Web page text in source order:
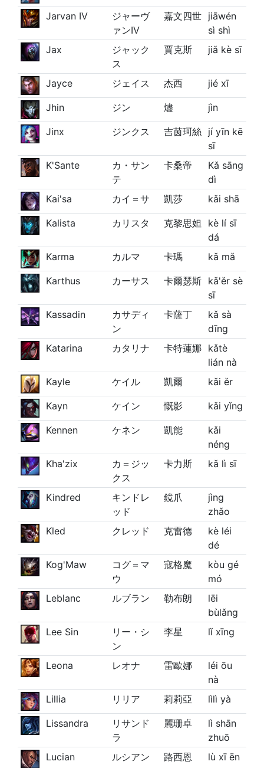
Jarvan IV
ジャーヴ
ァンIV
嘉文四世
jiāwén
sì shì
Jax
ジャック
ス
賈克斯 jiǎ kè sī
Jayce ジェイス 杰西 jié xī
Jhin ジン 燼 jìn
Jinx ジンクス 吉茵珂絲
jí yīn kē
sī
K'Sante
カ・サン
テ
卡桑帝
Kǎ sāng
dì
Kai'sa
カイ＝サ 凱莎 kǎi shā
Kalista カリスタ 克黎思妲
kè lí sī
dá
Karma
カルマ 卡瑪 kǎ mǎ
Karthus カーサス 卡爾瑟斯
kǎ'ěr sè
sī
Kassadin
カサディ
ン
卡薩丁
kǎ sà
dīng
Katarina
カタリナ 卡特蓮娜
kǎtè
lián nà
Kayle
ケイル 凱爾 kǎi ěr
Kayn ケイン 慨影 kǎi yǐng
Kennen ケネン 凱能
kǎi
néng
Kha'zix
カ＝ジッ
クス
卡力斯 kǎ lì sī
Kindred
キンドレ
ッド
鏡爪
jìng
zhǎo
Kled
クレッド 克雷德
kè léi
dé
Kog'Maw
コグ＝マ
ウ
寇格魔
kòu gé
mó
Leblanc
ルブラン 勒布朗
lēi
bùlǎng
Lee Sin
リー・シ
ン
李星 lǐ xīng
Leona レオナ 雷歐娜
léi ōu
nà
Lillia
リリア 莉莉亞 lìlì yà
Lissandra
リサンド
ラ
麗珊卓
lì shān
zhuō
Lucian
ルシアン 路西恩 lù xī ēn